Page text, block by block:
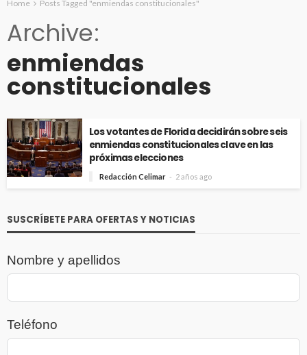
Home Posts Tagged "enmiendas constitucionales"
Archive
enmiendas
constitucionales
Los votantes de Florida decidirán sobre seis
enmiendas constitucionales clave en las
próximas elecciones
Redacción Celimar 2 años ago
SUSCRÍBETE PARA OFERTAS Y NOTICIAS
Nombre y apellidos
Teléfono